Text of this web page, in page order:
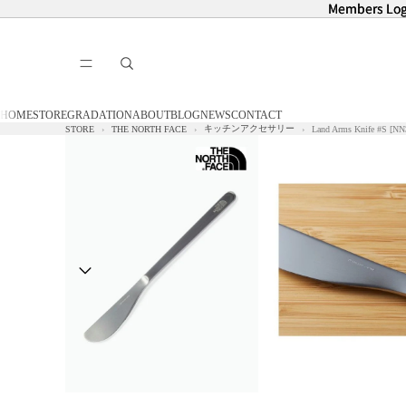
Members
Members
HOMESTOREGRADATIONABOUTBLOGNEWSCONTACT
STORE THE NORTH FACE キッチンアクセサリー Land Arms Knife #S